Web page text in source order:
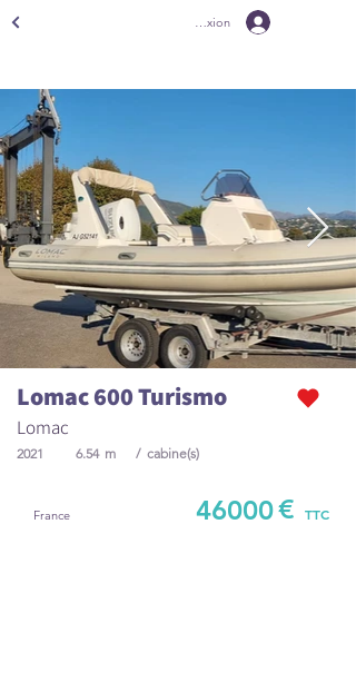
Connexion
Lomac 600 Turismo
Lomac
2021 6.54 m / cabine(s)
France 46000€ TTC